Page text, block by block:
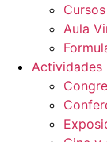
Aula
Actividades